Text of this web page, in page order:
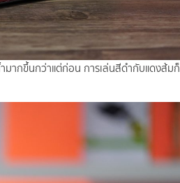
ากขึ้นกว่าแต่ก่อน การเล่นสีดำกับแดงส้มก็